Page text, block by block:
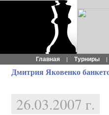
Главная | Турниры |
Дмитрия Яковенко
26.03.2007 г.